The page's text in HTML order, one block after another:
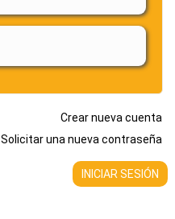
Crear nueva cuenta
Solicitar una nueva contraseña